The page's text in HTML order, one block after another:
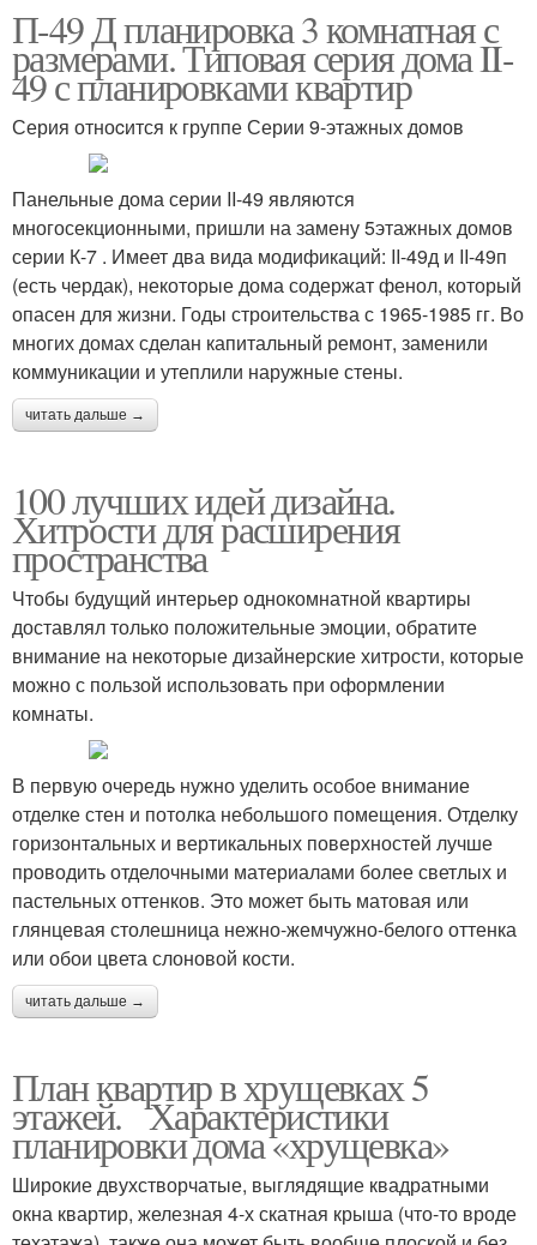
П-49 Д планировка 3 комнатная с
размерами. Типовая серия дома II-
49 с планировками квартир
Серия отноcится к группе Серии 9-этажных домов
Панельные дома серии II-49 являются
многосекционными, пришли на замену 5этажных домов
серии К-7 . Имеет два вида модификаций: II-49д и II-49п
(есть чердак), некоторые дома содержат фенол, который
опасен для жизни. Годы строительства с 1965-1985 гг. Во
многих домах сделан капитальный ремонт, заменили
коммуникации и утеплили наружные стены.
читать дальше →
100 лучших идей дизайна.
Хитрости для расширения
пространства
Чтобы будущий интерьер однокомнатной квартиры
доставлял только положительные эмоции, обратите
внимание на некоторые дизайнерские хитрости, которые
можно с пользой использовать при оформлении
комнаты.
В первую очередь нужно уделить особое внимание
отделке стен и потолка небольшого помещения. Отделку
горизонтальных и вертикальных поверхностей лучше
проводить отделочными материалами более светлых и
пастельных оттенков. Это может быть матовая или
глянцевая столешница нежно-жемчужно-белого оттенка
или обои цвета слоновой кости.
читать дальше →
План квартир в хрущевках 5
этажей. Характеристики
планировки дома «хрущевка»
Широкие двухстворчатые, выглядящие квадратными
окна квартир, железная 4-х скатная крыша (что-то вроде